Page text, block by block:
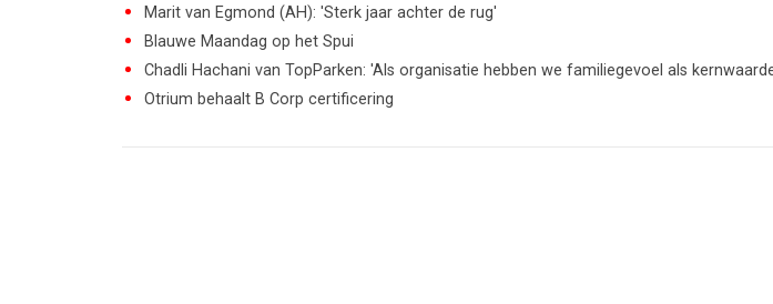
Marit van Egmond (AH): 'Sterk jaar achter de rug'
Blauwe Maandag op het Spui
Chadli Hachani van TopParken: 'Als organisatie hebben we familiegevoel als
Otrium behaalt B Corp certificering